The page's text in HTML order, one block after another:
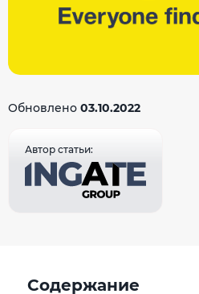
Обновлено 03.10.2022
Автор статьи:
Содержание